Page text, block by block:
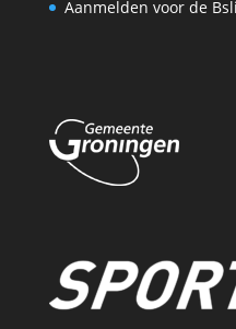
Aanmelden voor de